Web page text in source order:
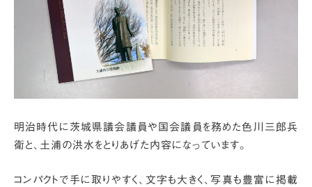
明治時代に茨城県議会議員や国会議員を務めた色川三郎兵
衛と、 土浦の洪水をとりあげた内容になっています。
コンパクトで手に取りやすく、文字も大きく、写真も豊富に掲載